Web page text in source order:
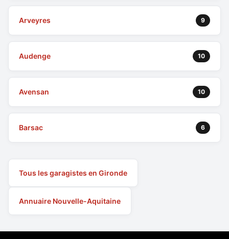
Arveyres 9
Audenge 10
Avensan 10
Barsac 6
Tous les garagistes en Gironde
Annuaire Nouvelle-Aquitaine